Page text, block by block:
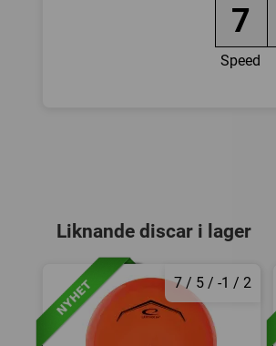
7
Speed
Liknande discar i lager
7 / 5 / -1 / 2